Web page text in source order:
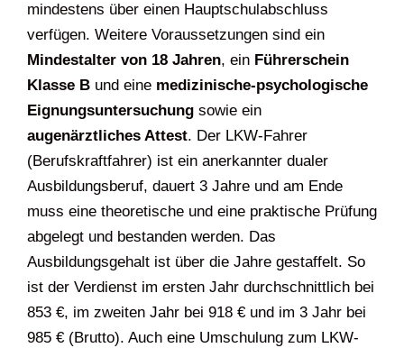
mindestens über einen Hauptschulabschluss
verfügen. Weitere Voraussetzungen sind ein
Mindestalter von 18 Jahren, ein Führerschein
Klasse B und eine medizinische-psychologische
Eignungsuntersuchung sowie ein
augenärztliches Attest. Der LKW-Fahrer
(Berufskraftfahrer) ist ein anerkannter dualer
Ausbildungsberuf, dauert 3 Jahre und am Ende
muss eine theoretische und eine praktische Prüfung
abgelegt und bestanden werden. Das
Ausbildungsgehalt ist über die Jahre gestaffelt. So
ist der Verdienst im ersten Jahr durchschnittlich bei
853 €, im zweiten Jahr bei 918 € und im 3 Jahr bei
985 € (Brutto). Auch eine Umschulung zum LKW-